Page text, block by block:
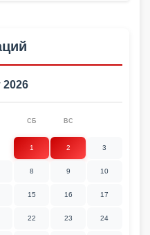
2026
СБ ВС
1 2 3
8 9 10
15 16 17
22 23 24